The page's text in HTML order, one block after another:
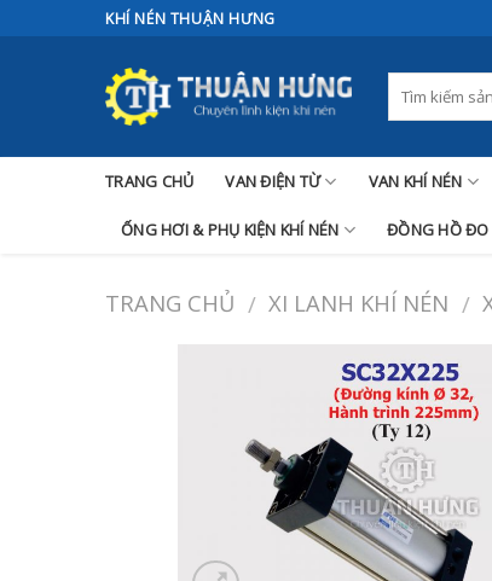
to
KHÍ NÉN THUẬN HƯNG
TRANG CHỦ VAN ĐIỆN TỪ VAN KHÍ NÉN
ỐNG HƠI & PHỤ KIỆN KHÍ NÉN ĐỒNG HỒ ĐO
TRANG CHỦ / XI LANH KHÍ NÉN /